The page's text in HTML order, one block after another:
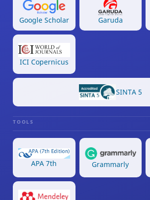
Google Scholar Garuda
ICI Copernicus
SINTA 5
TOOLS
APA 7th Grammarly